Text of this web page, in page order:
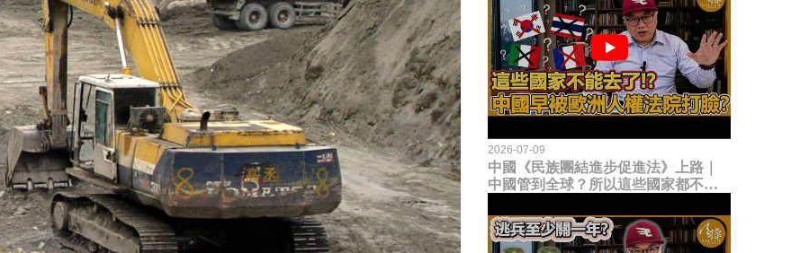
2026-07-09
中國《民族團結進步促進法》上路｜
中國管到全球？所以這些國家都不能
臉？